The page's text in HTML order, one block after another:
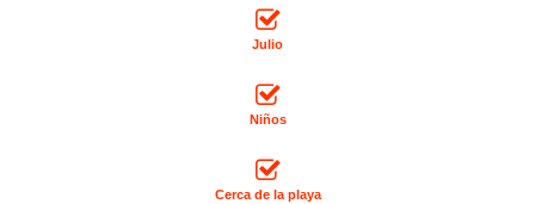
Julio
Niños
Cerca de la playa